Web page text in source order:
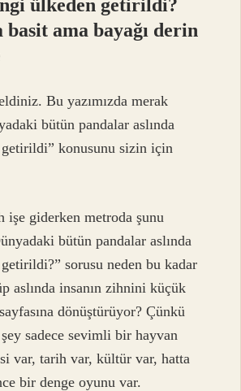
ülkeden getirildi?
basit ama bayağı derin
Bu yazımızda merak
bütün pandalar aslında
konusunu sizin için
işe giderken metroda şunu
bütün pandalar aslında
sorusu neden bu kadar
aslında insanın zihnini küçük
dönüştürüyor? Çünkü
sadece sevimli bir hayvan
var, tarih var, kültür var, hatta
bir denge oyunu var.